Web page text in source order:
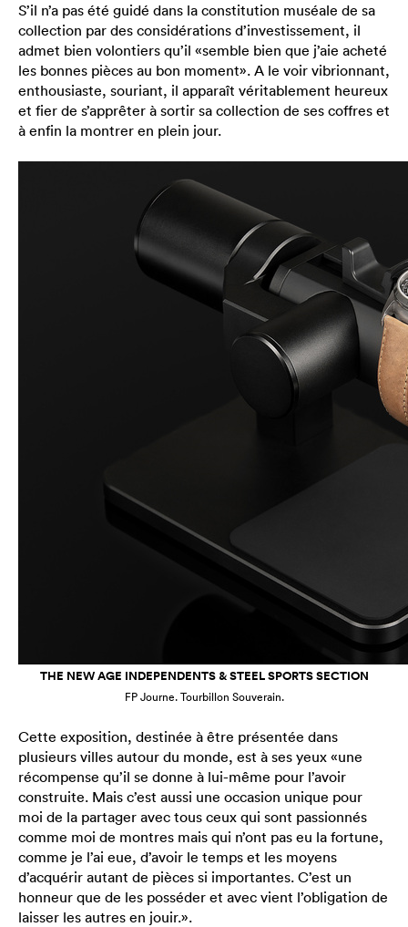
S’il n’a pas été guidé dans la constitution muséale de sa
collection par des considérations d’investissement, il
admet bien volontiers qu’il «semble bien que j’aie acheté
les bonnes pièces au bon moment». A le voir vibrionnant,
enthousiaste, souriant, il apparaît véritablement heureux
et fier de s’apprêter à sortir sa collection de ses coffres et
à enfin la montrer en plein jour.
THE NEW AGE INDEPENDENTS & STEEL SPORTS SECTION
FP Journe. Tourbillon Souverain.
Cette exposition, destinée à être présentée dans
plusieurs villes autour du monde, est à ses yeux «une
récompense qu’il se donne à lui-même pour l’avoir
construite. Mais c’est aussi une occasion unique pour
moi de la partager avec tous ceux qui sont passionnés
comme moi de montres mais qui n’ont pas eu la fortune,
comme je l’ai eue, d’avoir le temps et les moyens
d’acquérir autant de pièces si importantes. C’est un
honneur que de les posséder et avec vient l’obligation de
laisser les autres en jouir.».